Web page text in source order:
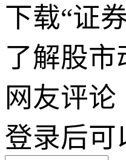
下载“证
了解股
网友评论
登录后可